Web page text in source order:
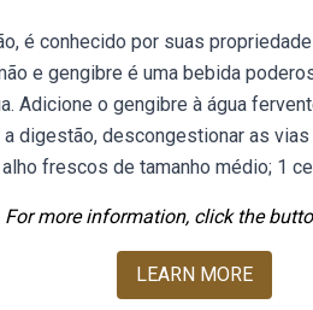
é conhecido por suas
e gengibre é uma bebida
Adicione o gengibre à água
digestão, descongestionar as
frescos de tamanho médio; 1
For more information, click the
LEARN MORE